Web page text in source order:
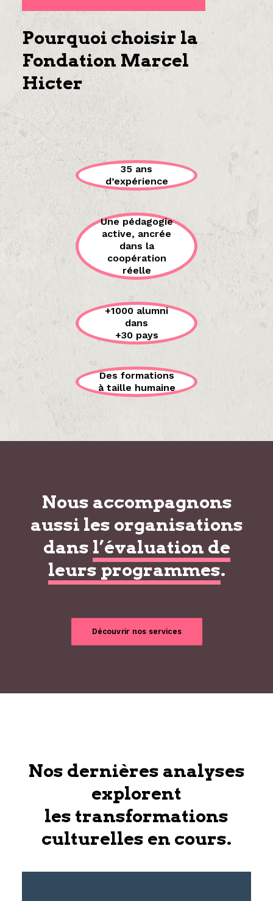
Pourquoi choisir la
Fondation Marcel
Hicter
35 ans
d’expérience
Une pédagogie
active, ancrée
dans la
coopération
réelle
+1000 alumni
dans
+30 pays
Des formations
à taille humaine
Nous accompagnons
aussi les organisations
dans l’évaluation de
leurs programmes.
Découvrir nos services
Nos dernières analyses
explorent
les transformations
culturelles en cours.